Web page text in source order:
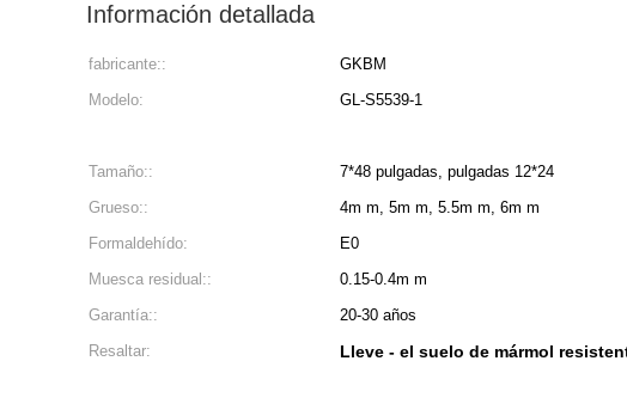
Información detallada
fabricante:: GKBM
Modelo:
GL-S5539-1
Tamaño::
7*48 pulgadas, pulgadas 12*24
Grueso::
4m m, 5m m, 5.5m m, 6m m
Formaldehído:
E0
Muesca residual::
0.15-0.4m m
Garantía::
20-30 años
Resaltar:
Lleve - el suelo de mármol